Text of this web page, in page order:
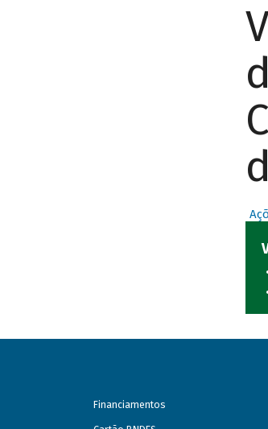
Financiamentos